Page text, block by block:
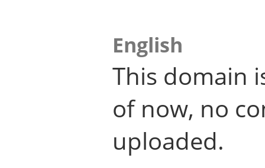
English
This domain
of now, no
uploaded.